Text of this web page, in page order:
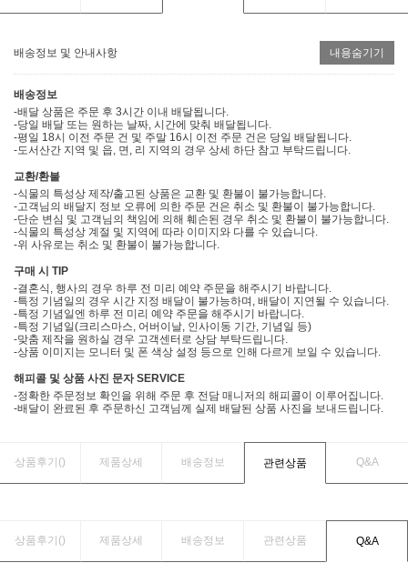
배송정보 및 안내사항 내용숨기기
배송정보
-배달 상품은 주문 후 3시간 이내 배달됩니다.
-당일 배달 또는 원하는 날짜, 시간에 맞춰 배달됩니다.
-평일 18시 이전 주문 건 및 주말 16시 이전 주문 건은 당일 배달됩니다.
-도서산간 지역 및 읍, 면, 리 지역의 경우 상세 하단 참고 부탁드립니다.
교환/환불
-식물의 특성상 제작/출고된 상품은 교환 및 환불이 불가능합니다.
-고객님의 배달지 정보 오류에 의한 주문 건은 취소 및 환불이 불가능합니다.
-단순 변심 및 고객님의 책임에 의해 훼손된 경우 취소 및 환불이 불가능합니다.
-식물의 특성상 계절 및 지역에 따라 이미지와 다를 수 있습니다.
-위 사유로는 취소 및 환불이 불가능합니다.
구매 시 TIP
-결혼식, 행사의 경우 하루 전 미리 예약 주문을 해주시기 바랍니다.
-특정 기념일의 경우 시간 지정 배달이 불가능하며, 배달이 지연될 수 있습니다.
-특정 기념일엔 하루 전 미리 예약 주문을 해주시기 바랍니다.
-특정 기념일(크리스마스, 어버이날, 인사이동 기간, 기념일 등)
-맞춤 제작을 원하실 경우 고객센터로 상담 부탁드립니다.
-상품 이미지는 모니터 및 폰 색상 설정 등으로 인해 다르게 보일 수 있습니다.
해피콜 및 상품 사진 문자 SERVICE
-정확한 주문정보 확인을 위해 주문 후 전담 매니저의 해피콜이 이루어집니다.
-배달이 완료된 후 주문하신 고객님께 실제 배달된 상품 사진을 보내드립니다.
상품후기() 제품상세 배송정보 관련상품 Q&A
상품후기() 제품상세 배송정보 관련상품 Q&A